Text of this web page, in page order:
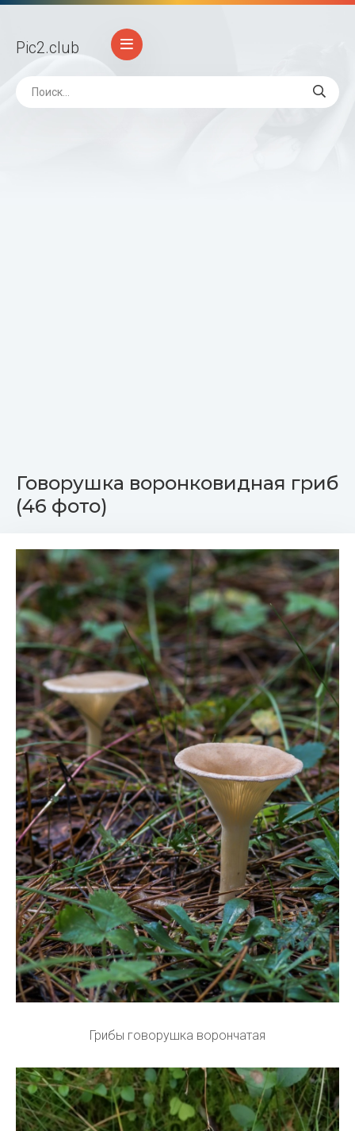
Pic2.club
Говорушка воронковидная гриб
(46 фото)
Грибы говорушка ворончатая